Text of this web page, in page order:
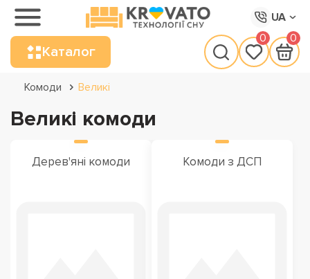
UA
Каталог
0 0
Комоди Великі
Великі комоди
Дерев'яні комоди Комоди з ДСП